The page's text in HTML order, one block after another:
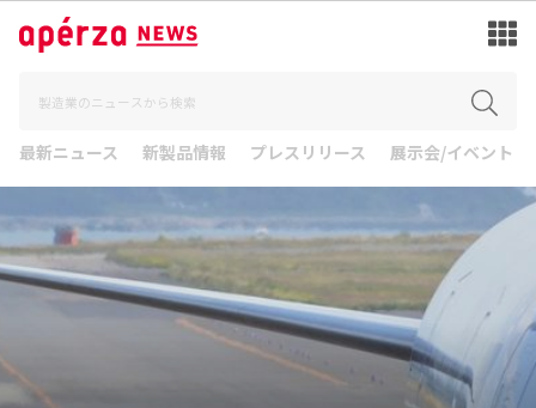
最新ニュース 新製品情報 プレスリリース 展示会/イベント